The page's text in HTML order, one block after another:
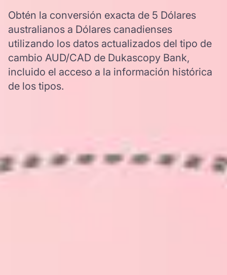
Obtén la conversión exacta de 5 Dólares
australianos a Dólares canadienses
utilizando los datos actualizados del tipo de
cambio AUD/CAD de Dukascopy Bank,
incluido el acceso a la información histórica
de los tipos.